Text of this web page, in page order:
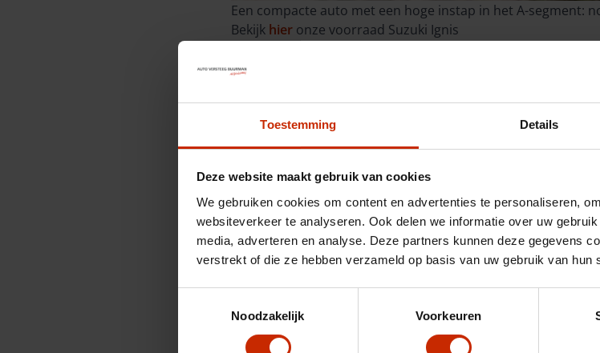
Toestemming Details
Deze website maakt gebruik van cookies
We gebruiken cookies om content en advertenties te personaliseren,
websiteverkeer te analyseren. Ook delen we informatie over uw
media, adverteren en analyse. Deze partners kunnen deze gegevens
verstrekt of die ze hebben verzameld op basis van uw gebruik van hun
Noodzakelijk
Voorkeuren
Een compacte auto met een hoge instap in het A-segment:
Bekijk hier onze voorraad Suzuki Ignis